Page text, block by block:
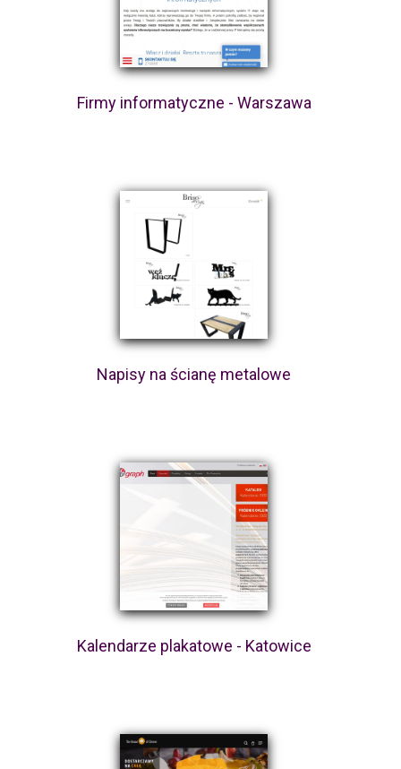
Firmy informatyczne - Warszawa
Napisy na ścianę metalowe
Kalendarze plakatowe - Katowice